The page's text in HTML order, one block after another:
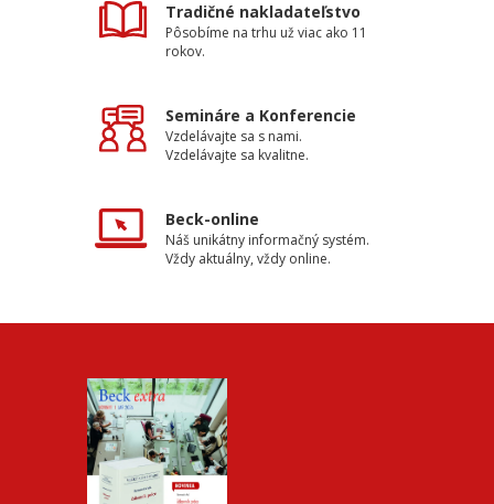
Tradičné nakladateľstvo
Pôsobíme na trhu už viac ako 11
rokov.
Semináre a Konferencie
Vzdelávajte sa s nami.
Vzdelávajte sa kvalitne.
Beck-online
Náš unikátny informačný systém.
Vždy aktuálny, vždy online.